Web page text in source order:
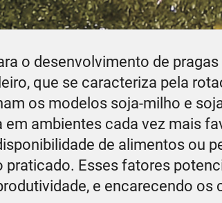
o desenvolvimento de
que se caracteriza pela
os modelos soja-milho e
ambientes cada vez mais
de alimentos ou
Esses fatores
e encarecendo os